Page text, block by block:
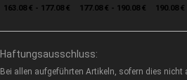
163.08 € - 177.08 €
177.08 € - 190.08 € 190.08
Haftungsausschluss:
Bei allen aufgeführten Artikeln, sofern dies